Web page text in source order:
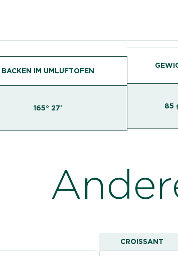
BACKEN IM UMLUFTOFEN
165° 27' 85
CROISSANT